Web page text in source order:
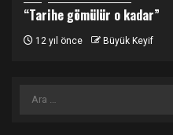
“Tarihe gömülür o kadar”
12 yıl önce Büyük Keyif
Arama: